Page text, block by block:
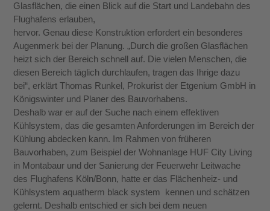
Glasflächen, die einen Blick auf die Start­ und Landebahn des
Flughafens erlauben,
hervor. Genau diese Konstruktion erfordert ein besonderes
Augenmerk bei der Planung. „Durch die großen Glasflächen
heizt sich der Bereich schnell auf. Die vielen Menschen, die
diesen Bereich täglich durchlaufen, tragen das Ihrige dazu
bei“, erklärt Thomas Runkel, Prokurist der Etgenium GmbH in
Königswinter und Planer des Bauvorhabens.
Deshalb war er auf der Suche nach einem effek­tiven
Kühlsystem, das die gesamten Anforderun­gen im Bereich der
Kühlung abdecken kann. Im Rahmen von früheren
Bauvorhaben, zum Beispiel der Wohnanlage HUF City Living
in Montabaur und der Sanierung der Feuerwehr­ Leitwache
des Flughafens Köln/Bonn, hatte er das Flächenheiz­- und
Kühlsystem aquatherm black system kennen und schätzen
gelernt. Deshalb entschied er sich bei dem neuen